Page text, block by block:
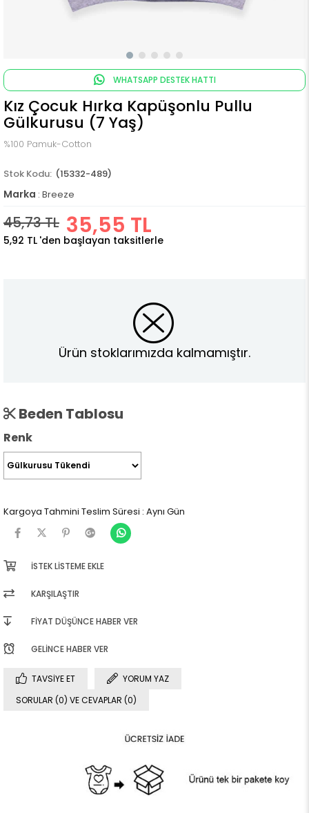
WHATSAPP DESTEK HATTI
Kız Çocuk Hırka Kapüşonlu Pullu
Gülkurusu (7 Yaş)
%100 Pamuk-Cotton
(15332-489)
Marka : Breeze
45,73 TL 35,55 TL
5,92 TL 'den başlayan taksitlerle
Ürün stoklarımızda kalmamıştır.
Beden Tablosu
Renk
Kargoya Tahmini Teslim Süresi : Aynı Gün
İSTEK LISTEME EKLE
KARŞILAŞTIR
FIYAT DÜŞÜNCE HABER VER
GELINCE HABER VER
TAVSIYE ET
YORUM YAZ
SORULAR (0) VE CEVAPLAR (0)